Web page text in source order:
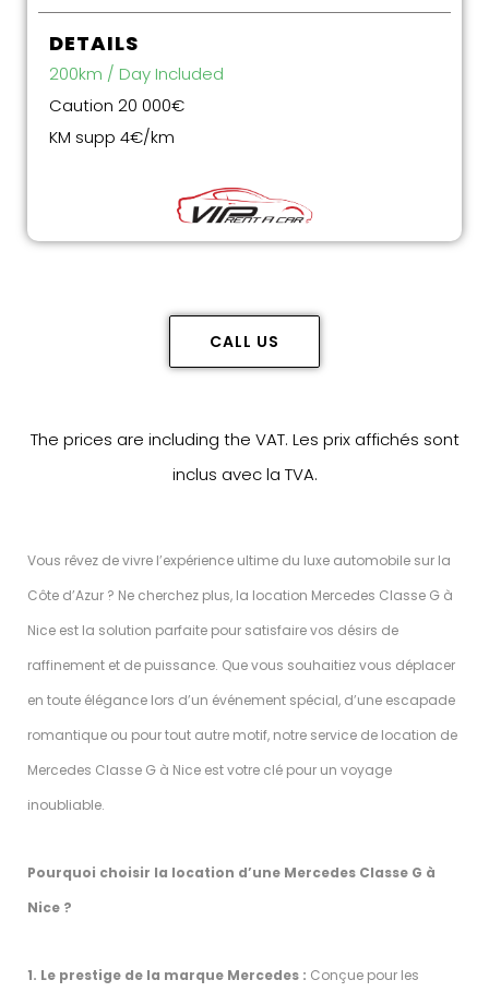
DETAILS
200km / Day Included
Caution 20 000€
KM supp 4€/km
CALL US
The prices are including the VAT. Les prix affichés sont
inclus avec la TVA.
Vous rêvez de vivre l’expérience ultime du luxe automobile sur la
Côte d’Azur ? Ne cherchez plus, la location Mercedes Classe G à
Nice est la solution parfaite pour satisfaire vos désirs de
raffinement et de puissance. Que vous souhaitiez vous déplacer
en toute élégance lors d’un événement spécial, d’une escapade
romantique ou pour tout autre motif, notre service de location de
Mercedes Classe G à Nice est votre clé pour un voyage
inoubliable.
Pourquoi choisir la location d’une Mercedes Classe G à
Nice ?
1. Le prestige de la marque Mercedes : Conçue pour les